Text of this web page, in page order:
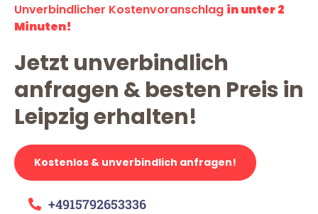
Unverbindlicher Kostenvoranschlag in unter 2
Minuten!
Jetzt unverbindlich
anfragen & besten Preis in
Leipzig erhalten!
Kostenlos & unverbindlich anfragen!
+4915792653336